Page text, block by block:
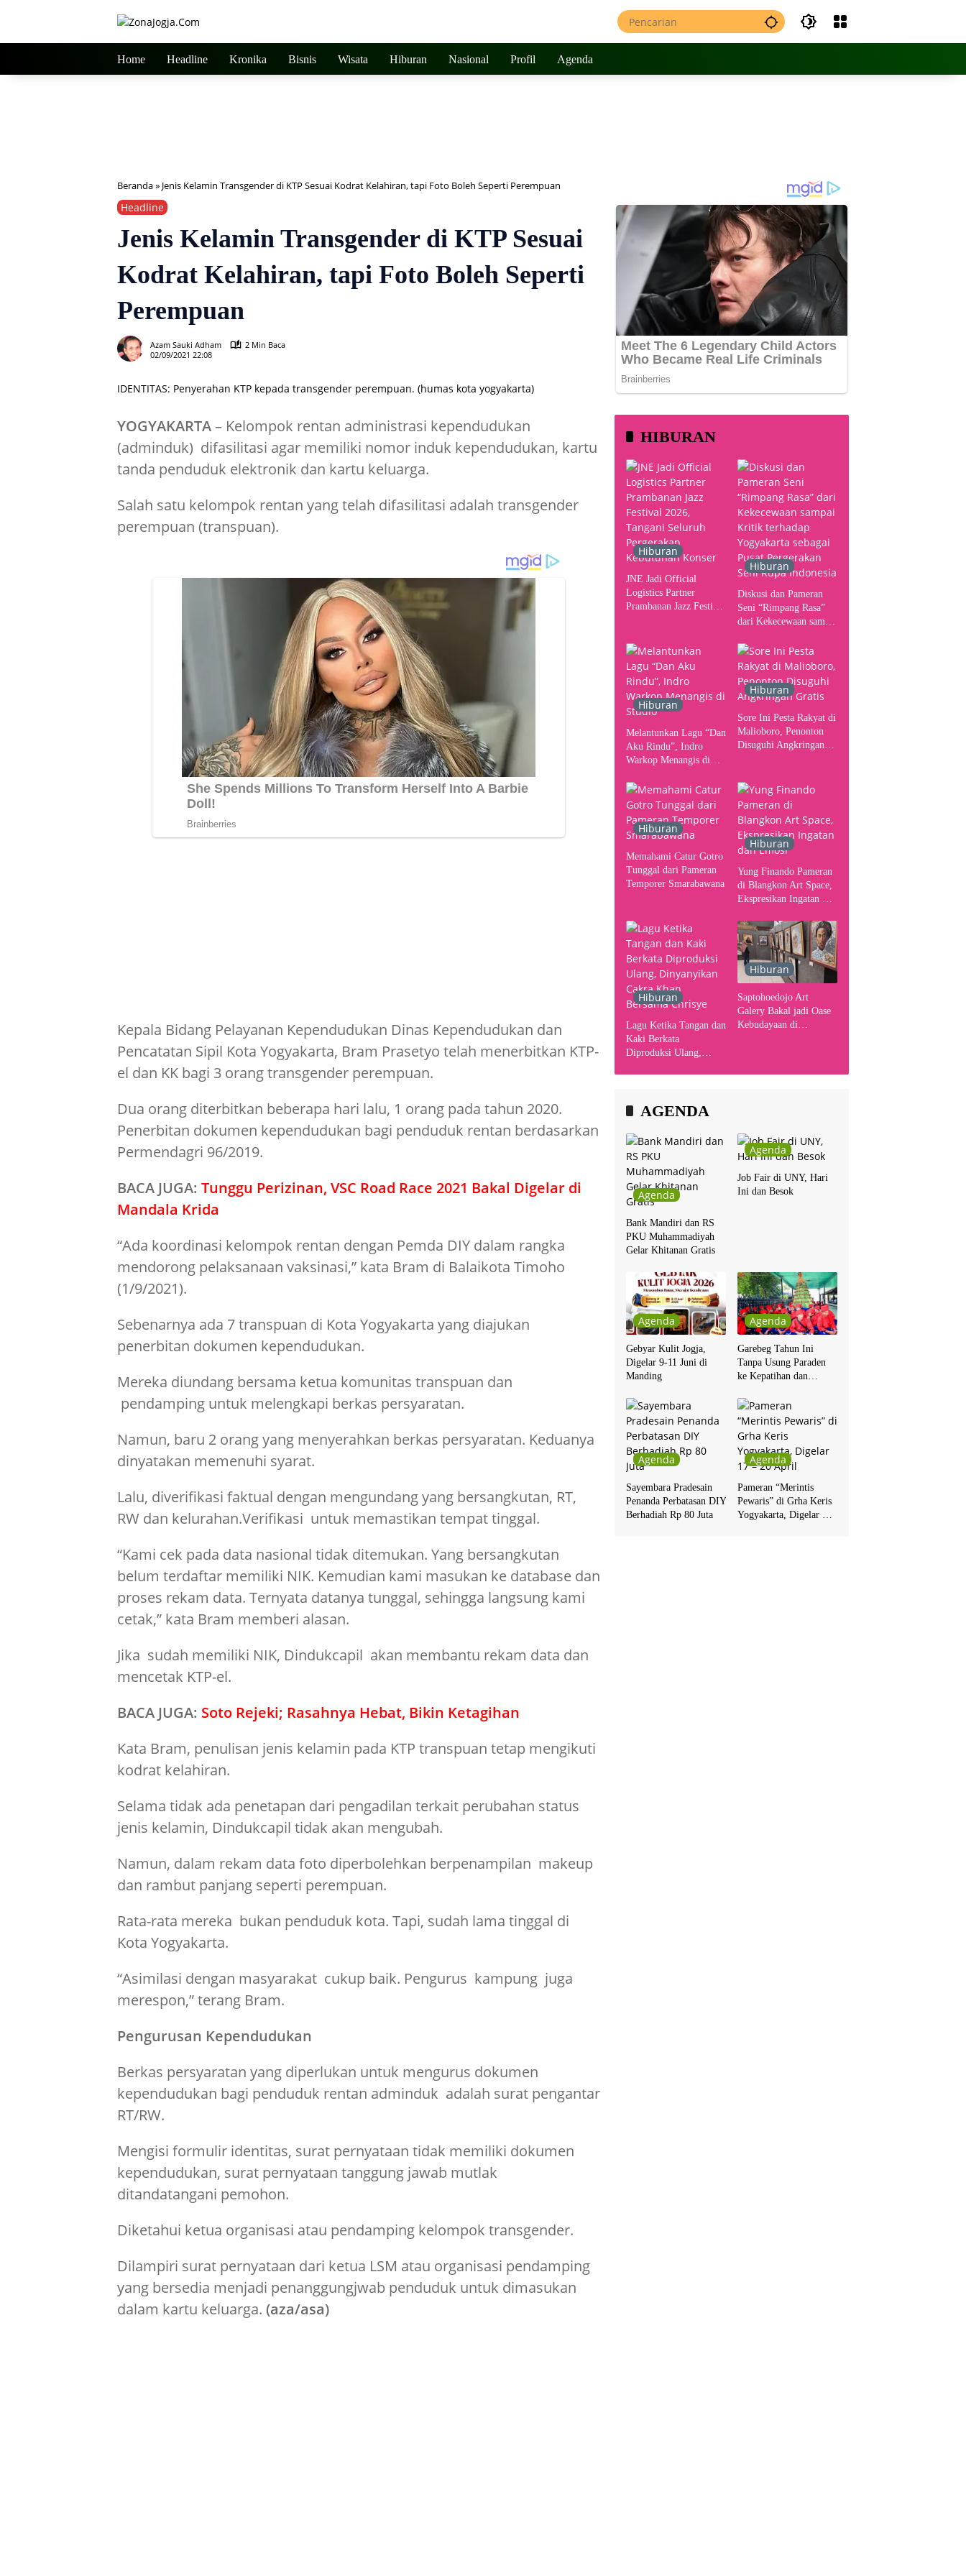
Home Headline Kronika Bisnis Wisata Hiburan Nasional Profil Agenda
Beranda» Jenis Kelamin Transgender di KTP Sesuai Kodrat Kelahiran, tapi Foto Boleh Seperti Perempuan
Headline
Jenis Kelamin Transgender di KTP Sesuai
Kodrat Kelahiran, tapi Foto Boleh Seperti
Perempuan
Azam Sauki Adham
2 Min Baca
02/09/2021 22:08
IDENTITAS: Penyerahan KTP kepada transgender perempuan. (humas kota yogyakarta)
YOGYAKARTA– Kelompok rentan administrasi kependudukan
(adminduk) difasilitasi agar memiliki nomor induk kependudukan, kartu
tanda penduduk elektronik dan kartu keluarga.
Salah satu kelompok rentan yang telah difasilitasi adalah transgender
perempuan (transpuan).
Kepala Bidang Pelayanan Kependudukan Dinas Kependudukan dan
Pencatatan Sipil Kota Yogyakarta, Bram Prasetyo telah menerbitkan KTP-
el dan KK bagi 3 orang transgender perempuan.
Dua orang diterbitkan beberapa hari lalu, 1 orang pada tahun 2020.
Penerbitan dokumen kependudukan bagi penduduk rentan berdasarkan
Permendagri 96/2019.
BACA JUGA: Tunggu Perizinan, VSC Road Race 2021 Bakal Digelar di
Mandala Krida
“Ada koordinasi kelompok rentan dengan Pemda DIY dalam rangka
mendorong pelaksanaan vaksinasi,” kata Bram di Balaikota Timoho
(1/9/2021).
Sebenarnya ada 7 transpuan di Kota Yogyakarta yang diajukan
penerbitan dokumen kependudukan.
Mereka diundang bersama ketua komunitas transpuan dan
pendamping untuk melengkapi berkas persyaratan.
Namun, baru 2 orang yang menyerahkan berkas persyaratan. Keduanya
dinyatakan memenuhi syarat.
Lalu, diverifikasi faktual dengan mengundang yang bersangkutan, RT,
RW dan kelurahan.Verifikasi untuk memastikan tempat tinggal.
“Kami cek pada data nasional tidak ditemukan. Yang bersangkutan
belum terdaftar memiliki NIK. Kemudian kami masukan ke database dan
proses rekam data. Ternyata datanya tunggal, sehingga langsung kami
cetak,” kata Bram memberi alasan.
Jika sudah memiliki NIK, Dindukcapil akan membantu rekam data dan
mencetak KTP-el.
BACA JUGA: Soto Rejeki; Rasahnya Hebat, Bikin Ketagihan
Kata Bram, penulisan jenis kelamin pada KTP transpuan tetap mengikuti
kodrat kelahiran.
Selama tidak ada penetapan dari pengadilan terkait perubahan status
jenis kelamin, Dindukcapil tidak akan mengubah.
Namun, dalam rekam data foto diperbolehkan berpenampilan makeup
dan rambut panjang seperti perempuan.
Rata-rata mereka bukan penduduk kota. Tapi, sudah lama tinggal di
Kota Yogyakarta.
“Asimilasi dengan masyarakat cukup baik. Pengurus kampung juga
merespon,” terang Bram.
Pengurusan Kependudukan
Berkas persyaratan yang diperlukan untuk mengurus dokumen
kependudukan bagi penduduk rentan adminduk adalah surat pengantar
RT/RW.
Mengisi formulir identitas, surat pernyataan tidak memiliki dokumen
kependudukan, surat pernyataan tanggung jawab mutlak
ditandatangani pemohon.
Diketahui ketua organisasi atau pendamping kelompok transgender.
Dilampiri surat pernyataan dari ketua LSM atau organisasi pendamping
yang bersedia menjadi penanggungjwab penduduk untuk dimasukan
dalam kartu keluarga. (aza/asa)
HIBURAN
Hiburan
JNE Jadi Official
Logistics Partner
Prambanan Jazz Festival
Konser
Hiburan
Diskusi dan Pameran
Seni “Rimpang Rasa”
dari Kekecewaan sampai
Yogyakarta sebagai
Pusat Pergerakan Seni
Rupa Indonesia
Hiburan
Melantunkan Lagu “Dan
Aku Rindu”, Indro
Warkop Menangis di
Hiburan
Sore Ini Pesta Rakyat di
Malioboro, Penonton
Disuguhi Angkringan
Hiburan
Memahami Catur Gotro
Tunggal dari Pameran
Temporer Smarabawana
Hiburan
Yung Finando Pameran
di Blangkon Art Space,
Ekspresikan Ingatan dan
Hiburan
Lagu Ketika Tangan dan
Kaki Berkata
Diproduksi Ulang,
Hiburan
Saptohoedojo Art
Galery Bakal jadi Oase
Kebudayaan di
AGENDA
Agenda
Bank Mandiri dan RS
PKU Muhammadiyah
Gelar Khitanan Gratis
Agenda
Job Fair di UNY, Hari
Ini dan Besok
Agenda
Gebyar Kulit Jogja,
Digelar 9-11 Juni di
Manding
Agenda
Garebeg Tahun Ini
Tanpa Usung Paraden
ke Kepatihan dan
Agenda
Sayembara Pradesain
Penanda Perbatasan DIY
Berhadiah Rp 80 Juta
Agenda
Pameran “Merintis
Pewaris” di Grha Keris
Yogyakarta, Digelar 17